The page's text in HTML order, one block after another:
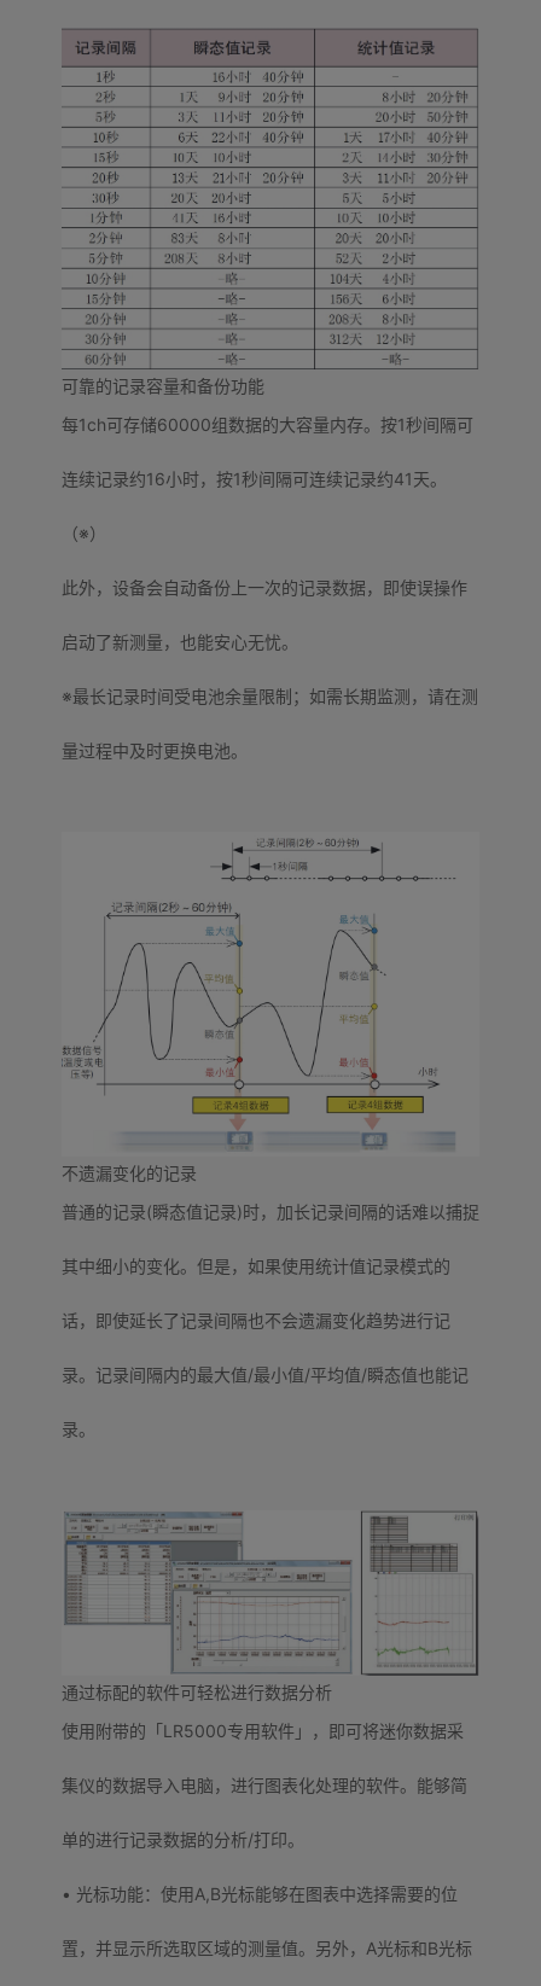
可靠的记录容量和备份功能
每1ch可存储60000组数据的大容量内存。按1秒间隔可
连续记录约16小时，按1秒间隔可连续记录约41天。
（※）
此外，设备会自动备份上一次的记录数据，即使误操作
启动了新测量，也能安心无忧。
※最长记录时间受电池余量限制；如需长期监测，请在测
量过程中及时更换电池。
不遗漏变化的记录
普通的记录(瞬态值记录)时，加长记录间隔的话难以捕捉
其中细小的变化。但是，如果使用统计值记录模式的
话，即使延长了记录间隔也不会遗漏变化趋势进行记
录。记录间隔内的最大值/最小值/平均值/瞬态值也能记
录。
通过标配的软件可轻松进行数据分析
使用附带的「LR5000专用软件」，即可将迷你数据采
集仪的数据导入电脑，进行图表化处理的软件。能够简
单的进行记录数据的分析/打印。
• 光标功能：使用A,B光标能够在图表中选择需要的位
置，并显示所选取区域的测量值。另外，A光标和B光标